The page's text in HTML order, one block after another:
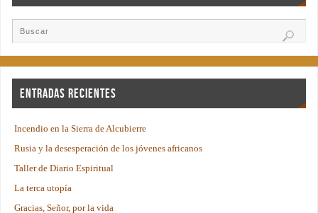
Entradas recientes
Incendio en la Sierra de Alcubierre
Rusia y la desesperación de los jóvenes africanos
Taller de Diario Espiritual
La terca utopía
Gracias, Señor, por la vida